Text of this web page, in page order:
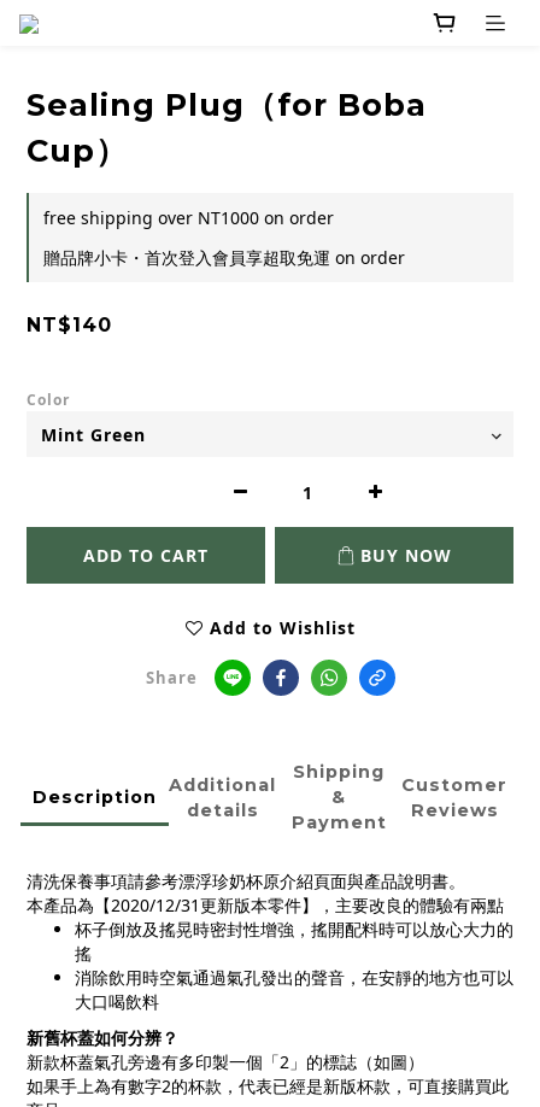
Sealing Plug（for Boba
Cup）
free shipping over NT1000 on order
贈品牌小卡・首次登入會員享超取免運 on order
NT$140
Color
ADD TO CART BUY NOW
Add to Wishlist
Share
Description
Additional
details
Shipping
&
Payment
Customer
Reviews
清洗保養事項請參考漂浮珍奶杯原介紹頁面與產品說明書。
本產品為【2020/12/31更新版本零件】，主要改良的體驗有兩點
杯子倒放及搖晃時密封性增強，搖開配料時可以放心大力的
搖
消除飲用時空氣通過氣孔發出的聲音，在安靜的地方也可以
大口喝飲料
新舊杯蓋如何分辨？
新款杯蓋氣孔旁邊有多印製一個「2」的標誌（如圖）
如果手上為有數字2的杯款，代表已經是新版杯款，可直接購買此